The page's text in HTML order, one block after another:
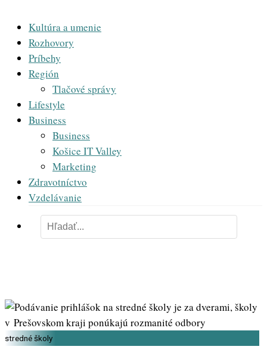
Kultúra a umenie
Rozhovory
Príbehy
Región
Tlačové správy
Lifestyle
Business
Business
Košice IT Valley
Marketing
Zdravotníctvo
Vzdelávanie
stredné školy